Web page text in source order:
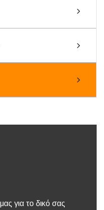
για το δικό σας